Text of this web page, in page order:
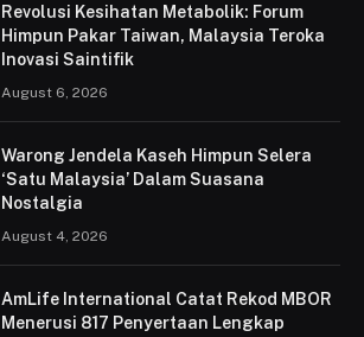
Revolusi Kesihatan Metabolik: Forum
Himpun Pakar Taiwan, Malaysia Teroka
Inovasi Saintifik
August 6, 2026
Warong Jendela Kaseh Himpun Selera
‘Satu Malaysia’ Dalam Suasana
Nostalgia
August 4, 2026
AmLife International Catat Rekod MBOR
Menerusi 817 Penyertaan Lengkap